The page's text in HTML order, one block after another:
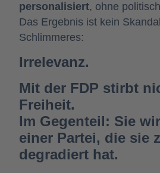
personalisiert, ohne
Das Ergebnis ist kein
Schlimmeres:
Irrelevanz.
Mit der FDP stirbt
Freiheit.
Im Gegenteil: Sie
einer Partei, die sie
degradiert hat.